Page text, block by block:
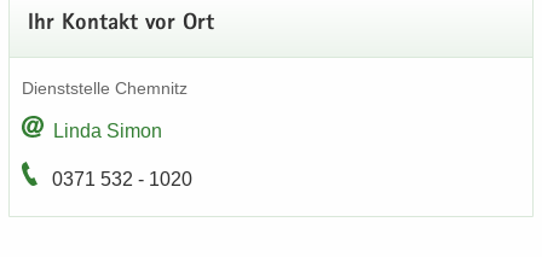
Ihr Kon­takt vor Ort
Dienst­stel­le Chem­nitz
Linda Simon
0371 532 - 1020